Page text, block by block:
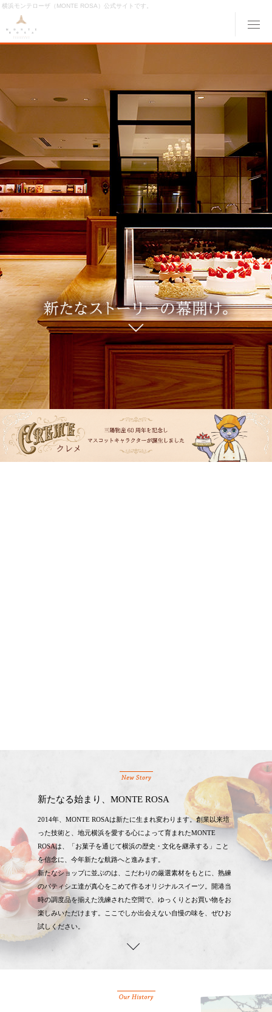
横浜モンテローザ（MONTE ROSA）公式サイトです。
モンテローザについて
ORIGINAL ORDER オリジナルオーダー
GALLERYギャラリー
ACCESS交通アクセス
MONTE ROSA Online Shop オンライン ショップ
CAKE RESERVE ケーキWeb予約
新たなる始まり、MONTE ROSA
2014年、MONTE ROSAは新たに生まれ変わります。創業以来培
った技術と、地元横浜を愛する心によって育まれたMONTE
ROSAは、「お菓子を通じて横浜の歴史・文化を継承する」こと
を信念に、今年新たな航路へと進みます。
新たなショップに並ぶのは、こだわりの厳選素材をもとに、熟練
のパティシエ達が真心をこめて作るオリジナルスイーツ。開港当
時の調度品を揃えた洗練された空間で、ゆっくりとお買い物をお
楽しみいただけます。ここでしか出会えない自慢の味を、ぜひお
試しください。